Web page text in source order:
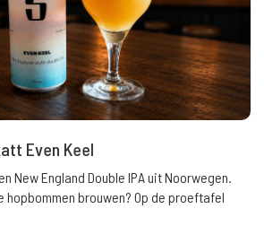
Even Keel
New England Double IPA uit Noorwegen.
hopbommen brouwen? Op de proeftafel